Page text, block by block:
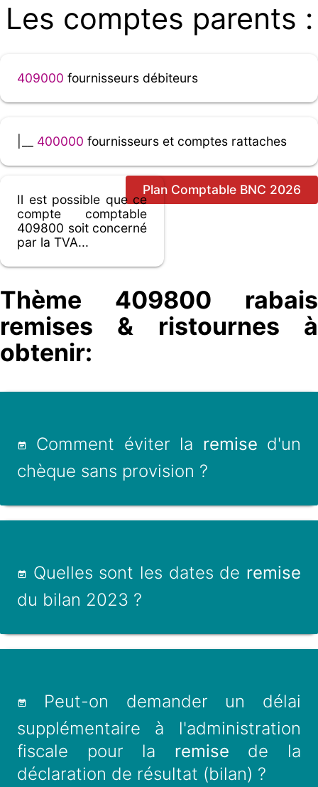
Les comptes parents :
409000 fournisseurs débiteurs
400000 fournisseurs et comptes rattaches
Plan Comptable BNC 2026
Il est possible que ce
compte comptable
409800 soit concerné
par la TVA...
Thème 409800 rabais
remises & ristournes à
obtenir:
Comment éviter la remise d'un
chèque sans provision ?
Quelles sont les dates de remise
du bilan 2023 ?
Peut-on demander un délai
supplémentaire à l'administration
fiscale pour la remise de la
déclaration de résultat (bilan) ?